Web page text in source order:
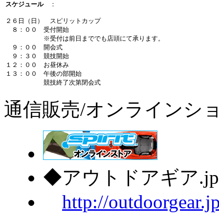
スケジュール：
２６日（日） スピリットカップ
８：００ 受付開始
※受付は前日まででも店頭にて承ります。
９：００ 開会式
９：３０ 競技開始
１２：００ お昼休み
１３：００ 午後の部開始
競技終了次第閉会式
通信販売/オンラインシ
◆アウトドアギア
http://